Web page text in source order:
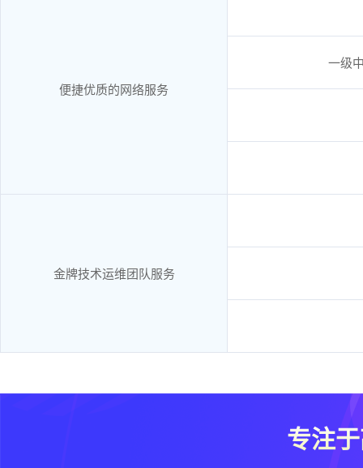
便捷优质的网络服务
一级
金牌技术运维团队服务
专注